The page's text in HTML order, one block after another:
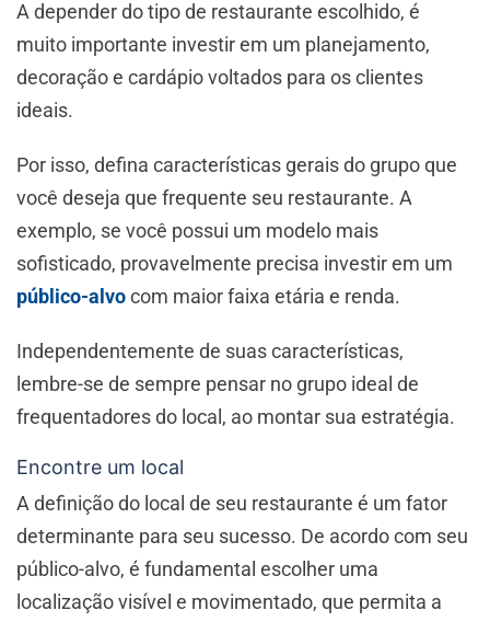
A depender do tipo de restaurante escolhido, é
muito importante investir em um planejamento,
decoração e cardápio voltados para os clientes
ideais.
Por isso, defina características gerais do grupo que
você deseja que frequente seu restaurante. A
exemplo, se você possui um modelo mais
sofisticado, provavelmente precisa investir em um
público-alvocom maior faixa etária e renda.
Independentemente de suas características,
lembre-se de sempre pensar no grupo ideal de
frequentadores do local, ao montar sua estratégia.
Encontre um local
A definição do local de seu restaurante é um fator
determinante para seu sucesso. De acordo com seu
público-alvo, é fundamental escolher uma
localização visível e movimentado, que permita a